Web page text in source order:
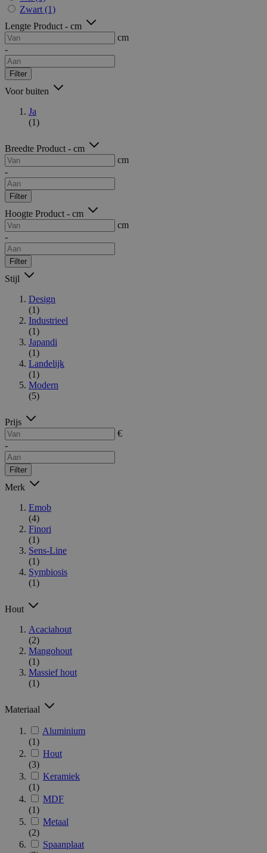
Zwart (1)
Lengte Product - cm
cm
-
Filter
Voor buiten
Ja
(1)
Breedte Product - cm
cm
-
Filter
Hoogte Product - cm
cm
-
Filter
Stijl
Design
(1)
Industrieel
(1)
Japandi
(1)
Landelijk
(1)
Modern
(5)
Prijs
€
-
Filter
Merk
Emob
(4)
Finori
(1)
Sens-Line
(1)
Symbiosis
(1)
Hout
Acaciahout
(2)
Mangohout
(1)
Massief hout
(1)
Materiaal
Aluminium
(1)
Hout
(3)
Keramiek
(1)
MDF
(1)
Metaal
(2)
Spaanplaat